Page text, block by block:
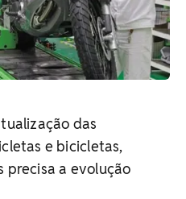
das
e bicicletas,
precisa a evolução